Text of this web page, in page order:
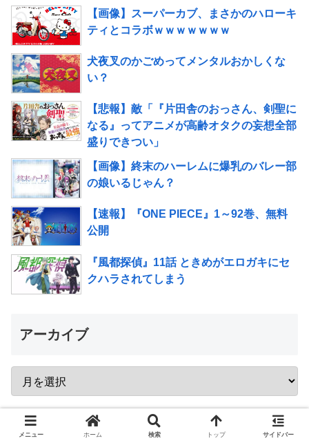
【画像】スーパーカブ、まさかのハローキ
ティとコラボｗｗｗｗｗｗｗ
犬夜叉のかごめってメンタルおかしくな
い？
【悲報】敵「『片田舎のおっさん、剣聖に
なる』ってアニメが高齢オタクの妄想全部
盛りできつい」
【画像】終末のハーレムに爆乳のバレー部
の娘いるじゃん？
【速報】『ONE PIECE』1～92巻、無料
公開
『風都探偵』11話 ときめがエロガキにセ
クハラされてしまう
アーカイブ
新着記事
メニュー ホーム 検索 トップ サイドバー